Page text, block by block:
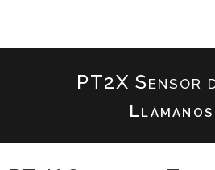
PT2X Sensor